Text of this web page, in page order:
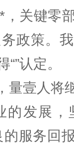
关键零
政策。
认定。
量壹人将
的发展，
服务回